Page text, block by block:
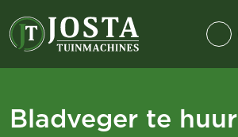
Bladveger te huur